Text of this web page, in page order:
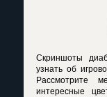
Скриншоты
узнать об
Рассмотрите
интересные